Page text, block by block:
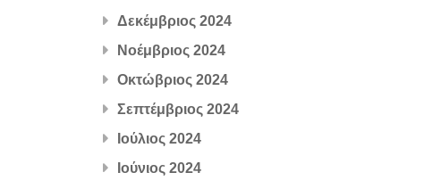
Δεκέμβριος 2024
Νοέμβριος 2024
Οκτώβριος 2024
Σεπτέμβριος 2024
Ιούλιος 2024
Ιούνιος 2024